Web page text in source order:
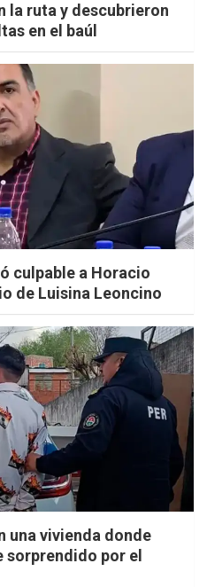
la ruta y descubrieron
en el baúl
culpable a Horacio
de Luisina Leoncino
una vivienda donde
sorprendido por el